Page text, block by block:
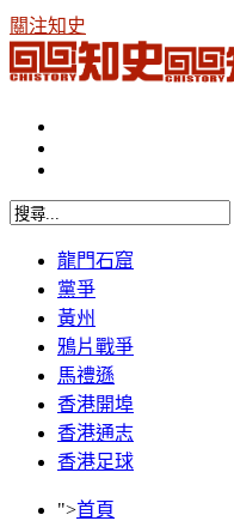
關注知史
龍門石窟
黨爭
黃州
鴉片戰爭
馬禮遜
香港開埠
香港通志
香港足球
">首頁